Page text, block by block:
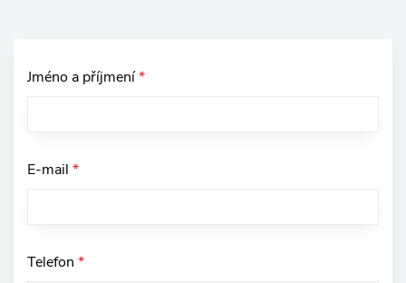
Jméno a příjmení*
E-mail *
Telefon *